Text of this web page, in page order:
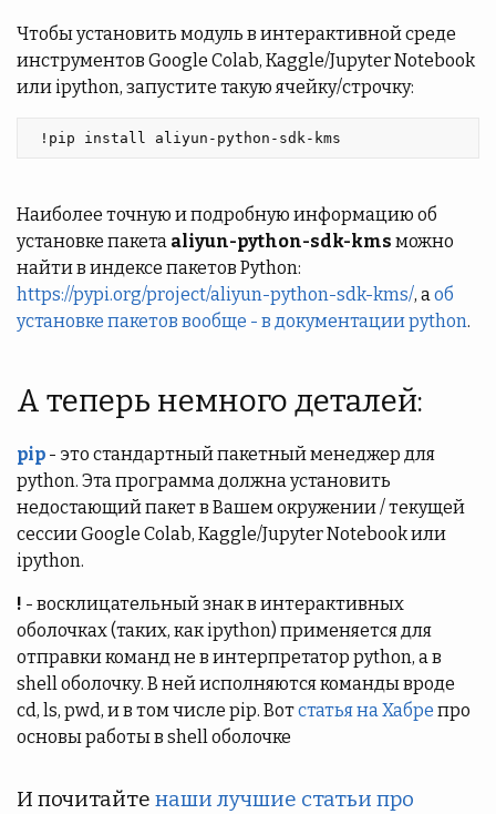
Чтобы установить модуль в интерактивной среде
инструментов Google Colab, Kaggle/Jupyter Notebook
или ipython, запустите такую ячейку/строчку:
!pip install aliyun-python-sdk-kms
Наиболее точную и подробную информацию об
установке пакета aliyun-python-sdk-kms можно
найти в индексе пакетов Python:
https://pypi.org/project/aliyun-python-sdk-kms/, аоб
установке пакетов вообще - в документации python.
А теперь немного деталей:
pip - это стандартный пакетный менеджер для
python. Эта программа должна установить
недостающий пакет в Вашем окружении / текущей
сессии Google Colab, Kaggle/Jupyter Notebook или
ipython.
! - восклицательный знак в интерактивных
оболочках (таких, как ipython) применяется для
отправки команд не в интерпретатор python, а в
shell оболочку. В ней исполняются команды вроде
cd, ls, pwd, и в том числе pip. Вотстатья на Хабре про
основы работы в shell оболочке
И почитайте наши лучшие статьи про